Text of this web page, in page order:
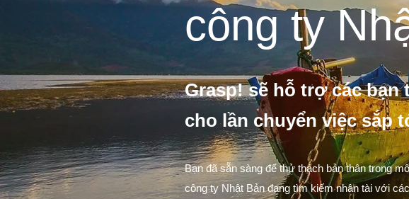
công ty
Grasp! sẽ hỗ trợ các
cho lần chuyển việc sắp
Bạn đã sẵn sàng để thử thách bản thân trong
công ty Nhật Bản đang tìm kiếm nhân tài với